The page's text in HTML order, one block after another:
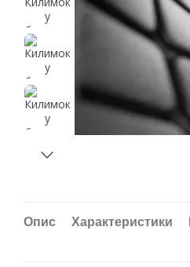
Опис Характеристики